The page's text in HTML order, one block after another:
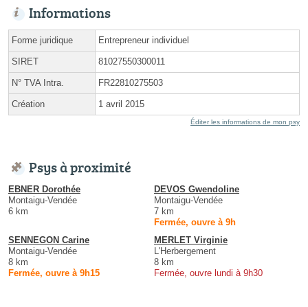
Informations
Forme juridique Entrepreneur individuel
SIRET 81027550300011
N° TVA Intra. FR22810275503
Création 1 avril 2015
Éditer les informations de mon psy
Psys à proximité
EBNER Dorothée
Montaigu-Vendée
6 km
DEVOS Gwendoline
Montaigu-Vendée
7 km
Fermée, ouvre à 9h
SENNEGON Carine
Montaigu-Vendée
8 km
Fermée, ouvre à 9h15
MERLET Virginie
L'Herbergement
8 km
Fermée, ouvre lundi à 9h30